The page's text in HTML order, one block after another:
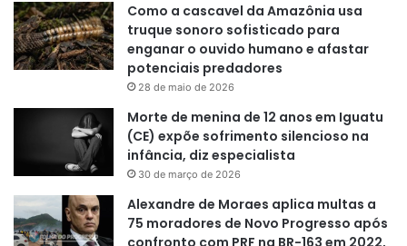
Como a cascavel da Amazônia usa
truque sonoro sofisticado para
enganar o ouvido humano e afastar
potenciais predadores
28 de maio de 2026
Morte de menina de 12 anos em Iguatu
(CE) expõe sofrimento silencioso na
infância, diz especialista
30 de março de 2026
Alexandre de Moraes aplica multas a
75 moradores de Novo Progresso após
confronto com PRF na BR-163 em 2022,